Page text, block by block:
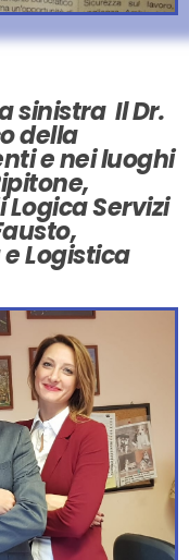
sinistra Il Dr.
della
e nei luoghi
Servizi
Logistica